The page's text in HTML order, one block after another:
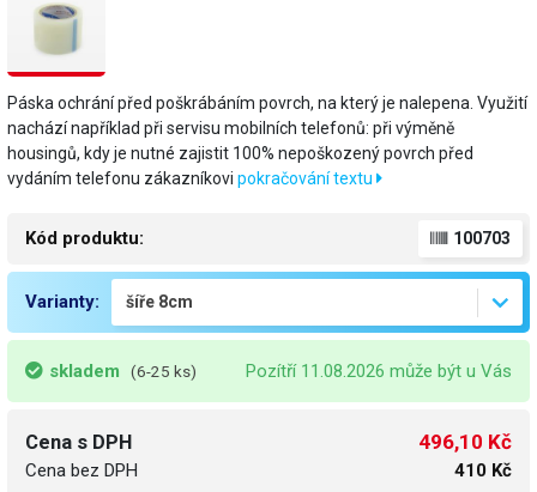
Páska ochrání před poškrábáním povrch, na který je nalepena. Využití
nachází například při servisu mobilních telefonů: při výměně
housingů, kdy je nutné zajistit 100% nepoškozený povrch před
vydáním telefonu zákazníkovi pokračování textu
Kód produktu: 100703
Varianty:
skladem (6-25 ks) Pozítří 11.08.2026 může být u Vás
Cena s DPH
Cena bez DPH
496,10 Kč
410 Kč